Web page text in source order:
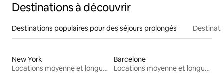
Destinations à découvrir
Destinations populaires pour des séjours prolongés
New York
Locations moyenne et longue durée
Barcelone
Locations moyenne et longue durée